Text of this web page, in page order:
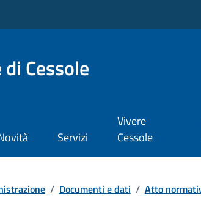
Cessole
Servizi
Vivere
Cessole
/ Documenti e dati / Atto